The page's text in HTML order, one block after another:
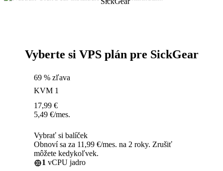
Vyberte si VPS plán pre SickGear
69 % zľava
KVM 1
17,99 €
5,49 €/mes.
Vybrať si balíček
Obnoví sa za 11,99 €/mes. na 2 roky. Zrušiť
môžete kedykoľvek.
1 vCPU jadro